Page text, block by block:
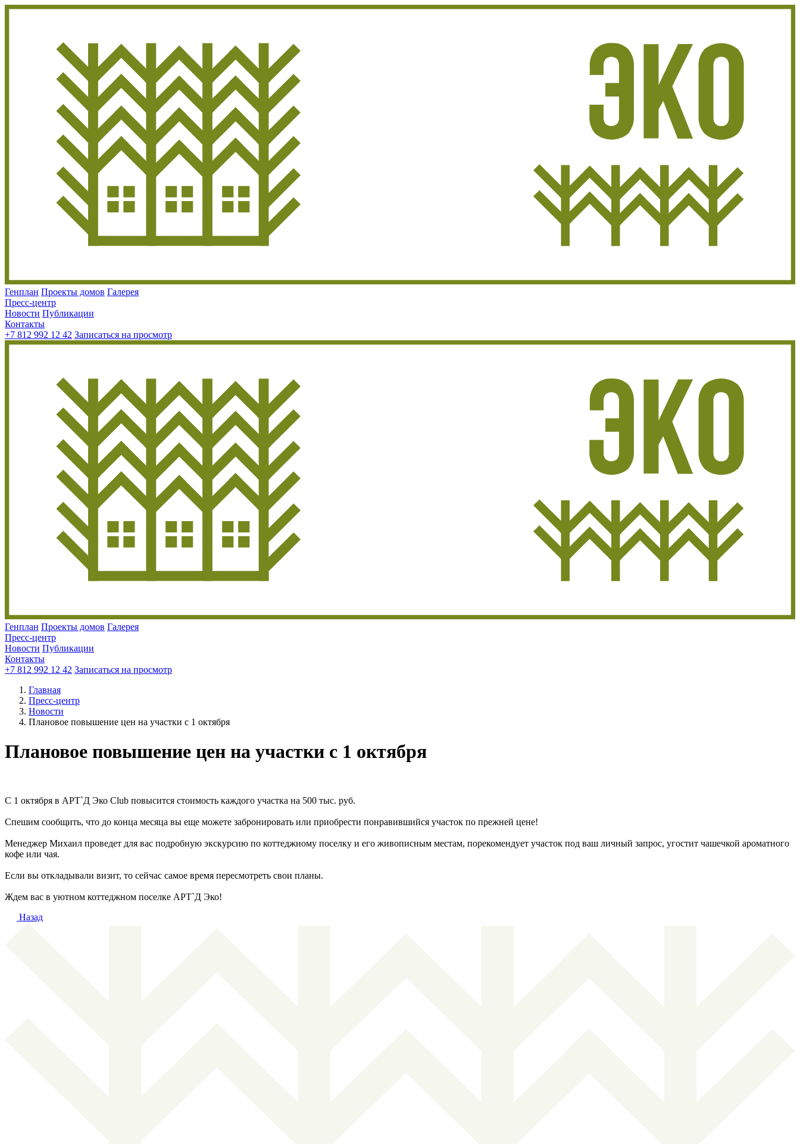
Генплан Проекты домов Галерея
Пресс-центр
Новости Публикации
Контакты
+7 812 992 12 42 Записаться на просмотр
Генплан Проекты домов Галерея
Пресс-центр
Новости Публикации
Контакты
+7 812 992 12 42 Записаться на просмотр
Главная
Пресс-центр
Новости
Плановое повышение цен на участки с 1 октября
Плановое повышение цен на участки с 1 октября
С 1 октября в АРТ`Д Эко Club повысится стоимость каждого участка на 500 тыс. руб.
Спешим сообщить, что до конца месяца вы еще можете забронировать или приобрести понравившийся участок по прежней цене!
Менеджер Михаил проведет для вас подробную экскурсию по коттеджному поселку и его живописным местам, порекомендует участок под ваш личный запрос, угостит чашечкой ароматного
кофе или чая.
Если вы откладывали визит, то сейчас самое время пересмотреть свои планы.
Ждем вас в уютном коттеджном поселке АРТ`Д Эко!
Назад